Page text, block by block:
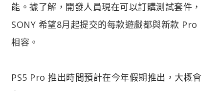
能。據了解，開發人員現在可以訂購測試套件，
SONY 希望8月起提交的每款遊戲都與新款 Pro
相容。
PS5 Pro 推出時間預計在今年假期推出，大概會